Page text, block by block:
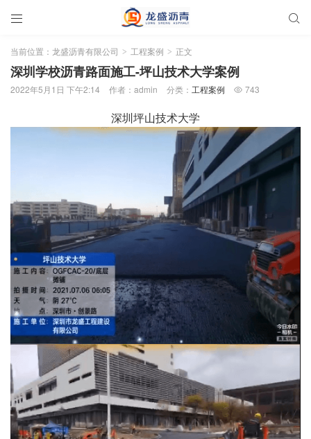
 
当前位置： 龙盛沥青有限公司 > 工程案例 > 正文
深圳学校沥青路面施工-坪山技术大学案例
2022年5月1日 下午2:14 作者：admin 分类： 工程案例  743
深圳坪山技术大学